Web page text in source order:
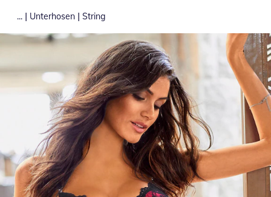
... | Unterhosen | String